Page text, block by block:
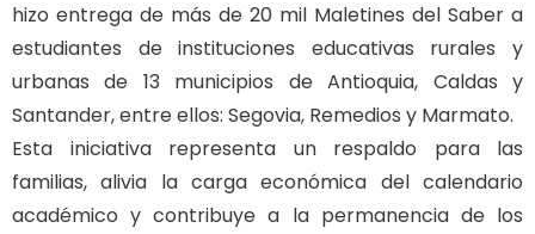
hizo entrega de más de 20 mil Maletines del Saber a
estudiantes de instituciones educativas rurales y
urbanas de 13 municipios de Antioquia, Caldas y
Santander, entre ellos: Segovia, Remedios y Marmato.
Esta iniciativa representa un respaldo para las
familias, alivia la carga económica del calendario
académico y contribuye a la permanencia de los